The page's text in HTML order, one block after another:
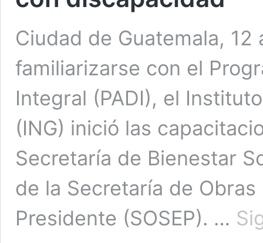
Ciudad de Guatemala,
familiarizarse con el
Integral (PADI), el
(ING) inició las
Secretaría de Bienestar
de la Secretaría de
Presidente (SOSEP). …